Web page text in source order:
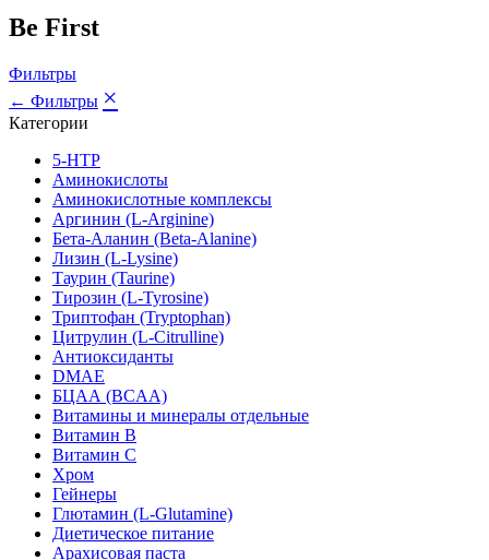
Be First
Фильтры
← Фильтры ×
Категории
5-HTP
Аминокислоты
Аминокислотные комплексы
Аргинин (L-Arginine)
Бета-Аланин (Beta-Alanine)
Лизин (L-Lysine)
Таурин (Taurine)
Тирозин (L-Tyrosine)
Триптофан (Tryptophan)
Цитрулин (L-Citrulline)
Антиоксиданты
DMAE
БЦАА (BCAA)
Витамины и минералы отдельные
Витамин B
Витамин C
Хром
Гейнеры
Глютамин (L-Glutamine)
Диетическое питание
Арахисовая паста